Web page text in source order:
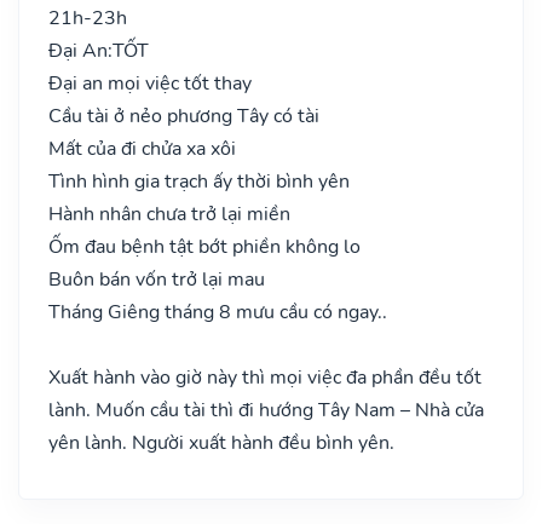
21h-23h
Đại An:TỐT
Đại an mọi việc tốt thay
Cầu tài ở nẻo phương Tây có tài
Mất của đi chửa xa xôi
Tình hình gia trạch ấy thời bình yên
Hành nhân chưa trở lại miền
Ốm đau bệnh tật bớt phiền không lo
Buôn bán vốn trở lại mau
Tháng Giêng tháng 8 mưu cầu có ngay..
Xuất hành vào giờ này thì mọi việc đa phần đều tốt
lành. Muốn cầu tài thì đi hướng Tây Nam – Nhà cửa
yên lành. Người xuất hành đều bình yên.